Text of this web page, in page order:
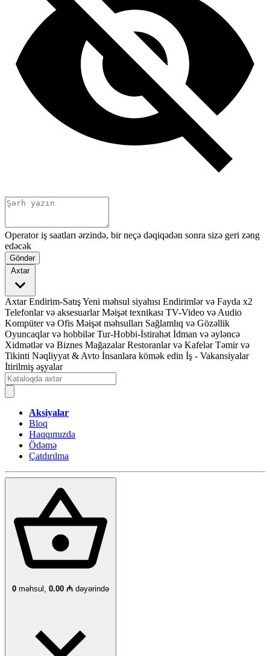
Operator iş saatları ərzində, bir neçə dəqiqədən sonra sizə geri zəng
edəcək
Göndər
Axtar
Axtar Endirim-SatışYeni məhsul siyahısı Endirimlər və Fayda x2
Telefonlar və aksesuarlar Məişət texnikası TV-Video və Audio
Kompüter və Ofis Məişət məhsulları Sağlamlıq və Gözəllik
Oyuncaqlar və hobbilər Tur-Hobbi-İstirahət İdman və əyləncə
Xidmətlər və Biznes Mağazalar Restoranlar və Kafelər Təmir və
Tikinti Nəqliyyat & Avto İnsanlara kömək edin İş - Vakansiyalar
İtirilmiş əşyalar
Aksiyalar
Bloq
Haqqımızda
Ödəmə
Çatdırılma
0 məhsul, 0.00 ₼ dəyərində